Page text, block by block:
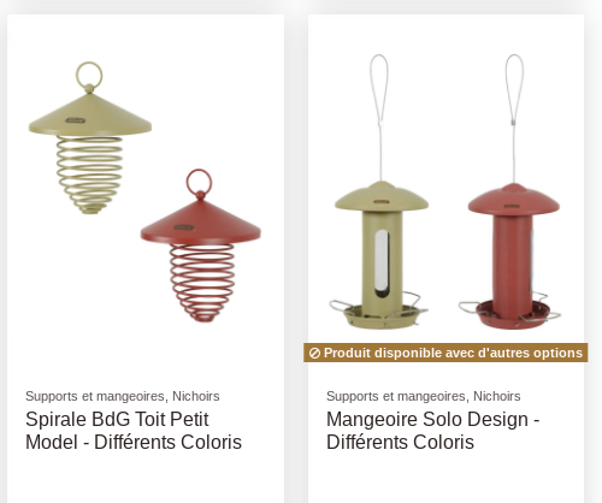
Supports et mangeoires, Nichoirs
Spirale BdG Toit Petit
Model - Différents Coloris
Produit disponible avec d'autres options
Supports et mangeoires, Nichoirs
Mangeoire Solo Design -
Différents Coloris